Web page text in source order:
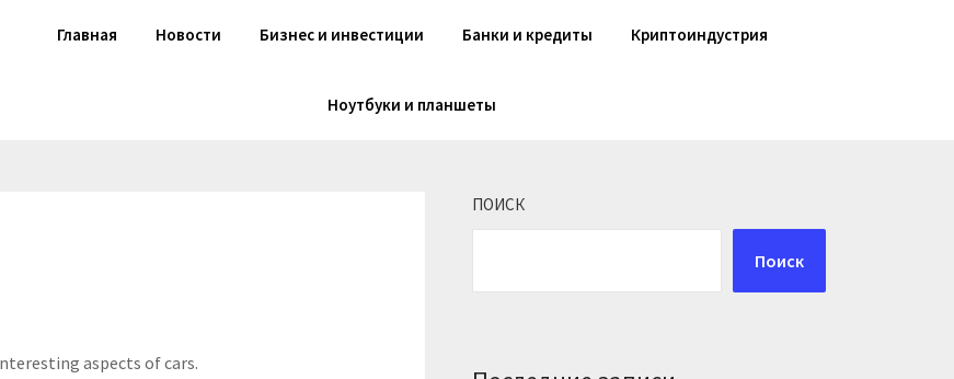
Главная Новости Бизнес и инвестиции Банки и кредиты Криптоиндустрия
Ноутбуки и планшеты
aspects of cars.
ПОИСК
Поиск